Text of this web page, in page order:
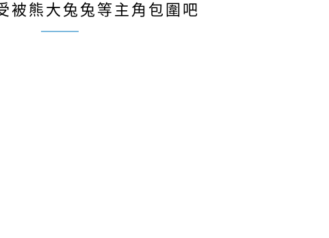
被熊大兔兔等主角包圍吧